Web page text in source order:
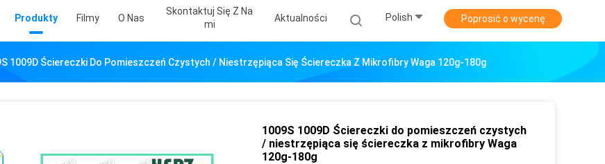
Produkty Filmy O Nas
Skontaktuj Się Z Na
Mi
Aktualności Polish Poprosić o wycenę
1009D Ściereczki Do Pomieszczeń Czystych / Niestrzępiąca Się Ściereczka Z Mikrofibry Waga 120g-180g
1009S 1009D Ściereczki do pomieszczeń czystych
/ niestrzępiąca się ściereczka z mikrofibry Waga
120g-180g